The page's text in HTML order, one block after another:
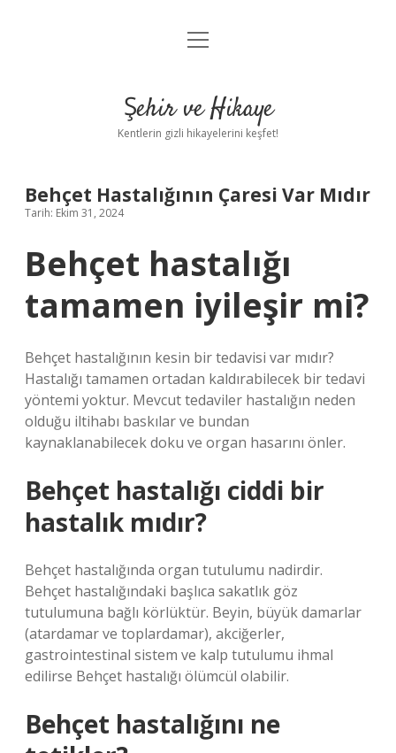
Anasayfa
Yasal Uyarı
menüyü
Şehir ve Hikaye
Kentlerin gizli hikayelerini keşfet!
Behçet Hastalığının Çaresi Var Mıdır
Tarih: Ekim 31, 2024
Behçet hastalığı
tamamen iyileşir mi?
Behçet hastalığının kesin bir tedavisi var mıdır?
Hastalığı tamamen ortadan kaldırabilecek bir tedavi
yöntemi yoktur. Mevcut tedaviler hastalığın neden
olduğu iltihabı baskılar ve bundan
kaynaklanabilecek doku ve organ hasarını önler.
Behçet hastalığı ciddi bir
hastalık mıdır?
Behçet hastalığında organ tutulumu nadirdir.
Behçet hastalığındaki başlıca sakatlık göz
tutulumuna bağlı körlüktür. Beyin, büyük damarlar
(atardamar ve toplardamar), akciğerler,
gastrointestinal sistem ve kalp tutulumu ihmal
edilirse Behçet hastalığı ölümcül olabilir.
Behçet hastalığını ne